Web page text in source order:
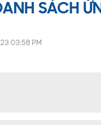
SÁCH
03:58 PM